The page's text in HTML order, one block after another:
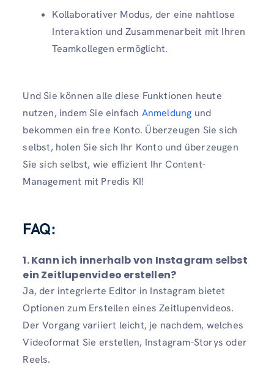
Kollaborativer Modus, der eine nahtlose
Interaktion und Zusammenarbeit mit Ihren
Teamkollegen ermöglicht.
Und Sie können alle diese Funktionen heute
nutzen, indem Sie einfach Anmeldung und
bekommen ein free Konto. Überzeugen Sie sich
selbst, holen Sie sich Ihr Konto und überzeugen
Sie sich selbst, wie effizient Ihr Content-
Management mit Predis KI!
FAQ:
1. Kann ich innerhalb von Instagram selbst
ein Zeitlupenvideo erstellen?
Ja, der integrierte Editor in Instagram bietet
Optionen zum Erstellen eines Zeitlupenvideos.
Der Vorgang variiert leicht, je nachdem, welches
Videoformat Sie erstellen, Instagram-Storys oder
Reels.